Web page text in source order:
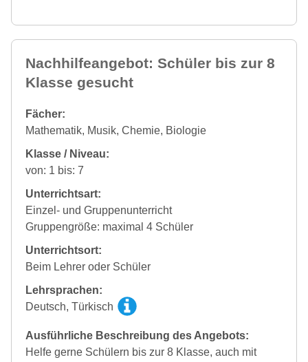
Nachhilfeangebot: Schüler bis zur 8
Klasse gesucht
Fächer:
Mathematik, Musik, Chemie, Biologie
Klasse / Niveau:
von: 1 bis: 7
Unterrichtsart:
Einzel- und Gruppenunterricht
Gruppengröße: maximal 4 Schüler
Unterrichtsort:
Beim Lehrer oder Schüler
Lehrsprachen:
Deutsch, Türkisch
Ausführliche Beschreibung des Angebots:
Helfe gerne Schülern bis zur 8 Klasse, auch mit